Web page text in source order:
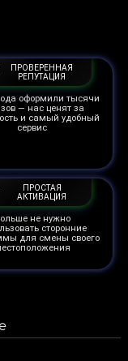
ПРОВЕРЕННАЯ
РЕПУТАЦИЯ
оформили тысячи
— нас ценят за
и самый удобный
сервис
ПРОСТАЯ
АКТИВАЦИЯ
не нужно
сторонние
для смены своего